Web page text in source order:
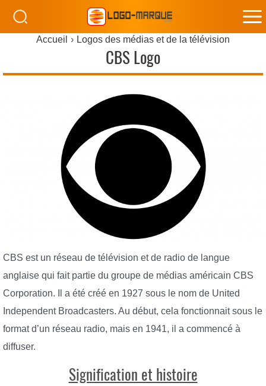
Accueil Logos des médias et de la télévision
CBS Logo
CBS est un réseau de télévision et de radio de langue
anglaise qui fait partie du groupe de médias américain CBS
Corporation. Il a été créé en 1927 sous le nom de United
Independent Broadcasters. Au début, cela fonctionnait sous le
format d’un réseau radio, mais en 1941, il a commencé à
diffuser.
Signification et histoire